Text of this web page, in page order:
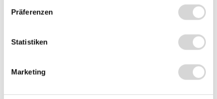
Präferenzen
Statistiken
Marketing
Rollen